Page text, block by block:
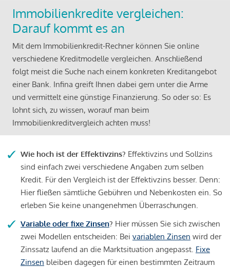
Immobilienkredite vergleichen:
Darauf kommt es an
Mit dem Immobilienkredit-Rechner können Sie online
verschiedene Kreditmodelle vergleichen. Anschließend
folgt meist die Suche nach einem konkreten Kreditangebot
einer Bank. Infina greift Ihnen dabei gern unter die Arme
und vermittelt eine günstige Finanzierung. So oder so: Es
lohnt sich, zu wissen, worauf man beim
Immobilienkreditvergleich achten muss!
Wie hoch ist der Effektivzins? Effektivzins und Sollzins
sind einfach zwei verschiedene Angaben zum selben
Kredit. Für den Vergleich ist der Effektivzins besser. Denn:
Hier fließen sämtliche Gebühren und Nebenkosten ein. So
erleben Sie keine unangenehmen Überraschungen.
Variable oder fixe Zinsen? Hier müssen Sie sich zwischen
zwei Modellen entscheiden: Bei variablen Zinsen wird der
Zinssatz laufend an die Marktsituation angepasst. Fixe
Zinsen bleiben dagegen für einen bestimmten Zeitraum